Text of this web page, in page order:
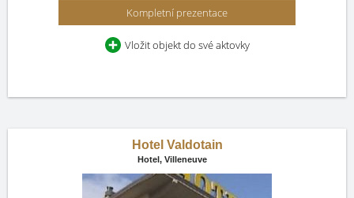
Kompletní prezentace
Vložit objekt do své aktovky
Hotel Valdotain
Hotel, Villeneuve